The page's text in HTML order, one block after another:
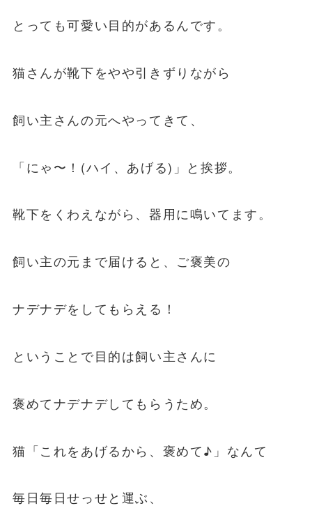
とっても可愛い目的があるんです。
猫さんが靴下をやや引きずりながら
飼い主さんの元へやってきて、
「にゃ〜！(ハイ、あげる)」と挨拶。
靴下をくわえながら、器用に鳴いてます。
飼い主の元まで届けると、ご褒美の
ナデナデをしてもらえる！
ということで目的は飼い主さんに
褒めてナデナデしてもらうため。
猫「これをあげるから、褒めて♪」なんて
毎日毎日せっせと運ぶ、